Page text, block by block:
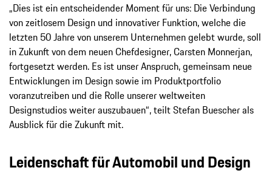
„Dies ist ein entscheidender Moment für uns: Die Verbindung
von zeitlosem Design und innovativer Funktion, welche die
letzten 50 Jahre von unserem Unternehmen gelebt wurde, soll
in Zukunft von dem neuen Chefdesigner, Carsten Monnerjan,
fortgesetzt werden. Es ist unser Anspruch, gemeinsam neue
Entwicklungen im Design sowie im Produktportfolio
voranzutreiben und die Rolle unserer weltweiten
Designstudios weiter auszubauen“, teilt Stefan Buescher als
Ausblick für die Zukunft mit.
Leidenschaft für Automobil und Design